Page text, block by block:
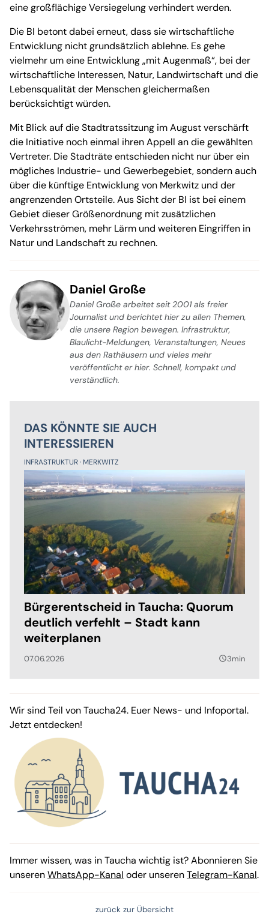
eine großflächige Versiegelung verhindert werden.
Die BI betont dabei erneut, dass sie wirtschaftliche
Entwicklung nicht grundsätzlich ablehne. Es gehe
vielmehr um eine Entwicklung „mit Augenmaß“, bei der
wirtschaftliche Interessen, Natur, Landwirtschaft und die
Lebensqualität der Menschen gleichermaßen
berücksichtigt würden.
Mit Blick auf die Stadtratssitzung im August verschärft
die Initiative noch einmal ihren Appell an die gewählten
Vertreter. Die Stadträte entschieden nicht nur über ein
mögliches Industrie- und Gewerbegebiet, sondern auch
über die künftige Entwicklung von Merkwitz und der
angrenzenden Ortsteile. Aus Sicht der BI ist bei einem
Gebiet dieser Größenordnung mit zusätzlichen
Verkehrsströmen, mehr Lärm und weiteren Eingriffen in
Natur und Landschaft zu rechnen.
Daniel Große
Daniel Große arbeitet seit 2001 als freier
Journalist und berichtet hier zu allen Themen,
die unsere Region bewegen. Infrastruktur,
Blaulicht-Meldungen, Veranstaltungen, Neues
aus den Rathäusern und vieles mehr
veröffentlicht er hier. Schnell, kompakt und
verständlich.
DAS KÖNNTE SIE AUCH
INTERESSIEREN
INFRASTRUKTUR MERKWITZ
Bürgerentscheid in Taucha: Quorum
deutlich verfehlt – Stadt kann
weiterplanen
07.06.2026 query_builder3min
Wir sind Teil von Taucha24. Euer News- und Infoportal.
Jetzt entdecken!
Immer wissen, was in Taucha wichtig ist? Abonnieren Sie
unserenWhatsApp-Kanal oder unserenTelegram-Kanal.
zurück zur Übersicht